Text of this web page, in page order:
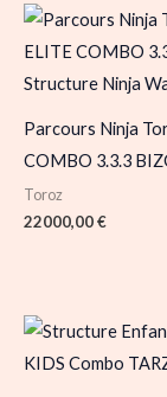
Parcours Ninja
COMBO 3.3.3
Toroz
22000,00€